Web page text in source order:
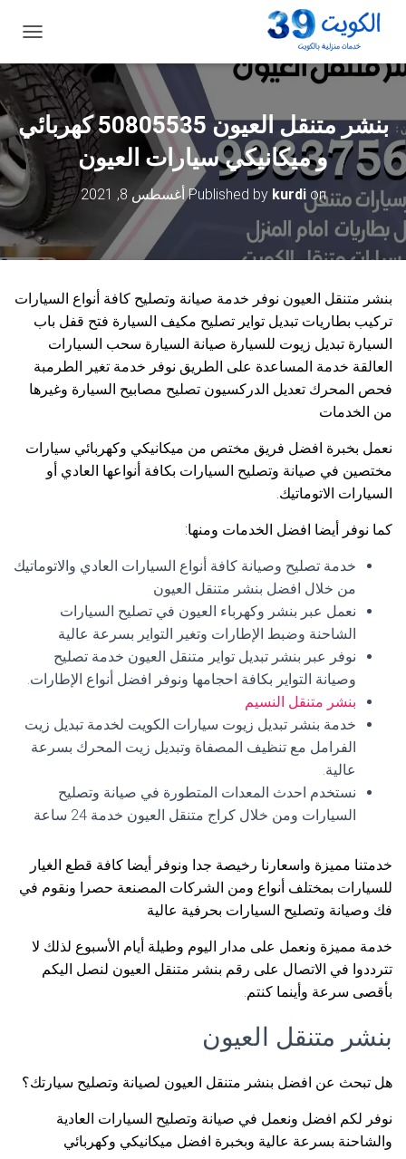
ب
د
ي
ل
ا
ل
ت
ن
ق
بنشر متنقل العيون 50805535‬ كهربائي
و ميكانيكي سيارات العيون
Published by kurdion أغسطس 8, 2021
بنشر متنقل العيون نوفر خدمة صيانة وتصليح كافة أنواع السيارات
تركيب بطاريات تبديل تواير تصليح مكيف السيارة فتح قفل باب
السيارة تبديل زيوت للسيارة صيانة السيارة سحب السيارات
العالقة خدمة المساعدة على الطريق نوفر خدمة تغير الطرمبة
فحص المحرك تعديل الدركسيون تصليح مصابيح السيارة وغيرها
من الخدمات
نعمل بخبرة افضل فريق مختص من ميكانيكي وكهربائي سيارات
مختصين في صيانة وتصليح السيارات بكافة أنواعها العادي أو
السيارات الاتوماتيك.
كما نوفر أيضا افضل الخدمات ومنها:
خدمة تصليح وصيانة كافة أنواع السيارات العادي والاتوماتيك
من خلال افضل بنشر متنقل العيون
نعمل عبر بنشر وكهرباء العيون في تصليح السيارات
الشاحنة وضبط الإطارات وتغير التواير بسرعة عالية
نوفر عبر بنشر تبديل تواير متنقل العيون خدمة تصليح
وصيانة التواير بكافة احجامها ونوفر افضل أنواع الإطارات.
بنشر متنقل النسيم
خدمة بنشر تبديل زيوت سيارات الكويت لخدمة تبديل زيت
الفرامل مع تنظيف المصفاة وتبديل زيت المحرك بسرعة
عالية.
نستخدم احدث المعدات المتطورة في صيانة وتصليح
السيارات ومن خلال كراج متنقل العيون خدمة 24 ساعة
خدمتنا مميزة واسعارنا رخيصة جدا ونوفر أيضا كافة قطع الغيار
للسيارات بمختلف أنواع ومن الشركات المصنعة حصرا ونقوم في
فك وصيانة وتصليح السيارات بحرفية عالية
خدمة مميزة ونعمل على مدار اليوم وطيلة أيام الأسبوع لذلك لا
تترددوا في الاتصال على رقم بنشر متنقل العيون لنصل اليكم
بأقصى سرعة وأينما كنتم.
بنشر متنقل العيون
هل تبحث عن افضل بنشر متنقل العيون لصيانة وتصليح سيارتك؟
نوفر لكم افضل ونعمل في صيانة وتصليح السيارات العادية
والشاحنة بسرعة عالية وبخبرة افضل ميكانيكي وكهربائي